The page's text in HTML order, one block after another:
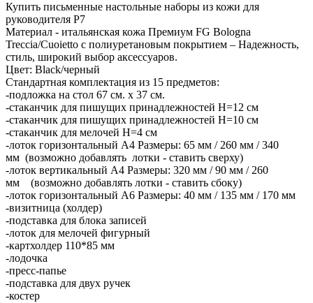
Купить письменные настольные наборы из кожи для
руководителя Р7
Материал - итальянская кожа Премиум FG Bologna
Treccia/Cuoietto с полиуретановым покрытием – Надежность,
стиль, широкий выбор аксессуаров.
Цвет: Black/черный
Стандартная комплектация из 15 предметов:
-подложка на стол 67 см. х 37 см.
-стаканчик для пишущих принадлежностей H=12 см
-стаканчик для пишущих принадлежностей H=10 см
-стаканчик для мелочей H=4 см
-лоток горизонтальный А4 Размеры: 65 мм / 260 мм / 340
мм (возможно добавлять лотки - ставить сверху)
-лоток вертикальный А4 Размеры: 320 мм / 90 мм / 260
мм (возможно добавлять лотки - ставить сбоку)
-лоток горизонтальный А6 Размеры: 40 мм / 135 мм / 170 мм
-визитница (холдер)
-подставка для блока записей
-лоток для мелочей фигурный
-картхолдер 110*85 мм
-лодочка
-пресс-папье
-подставка для двух ручек
-костер